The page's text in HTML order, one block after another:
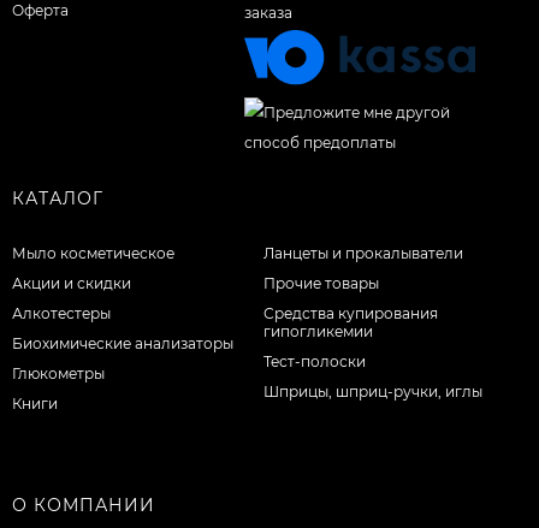
Оферта
КАТАЛОГ
Мыло косметическое
Акции и скидки
Алкотестеры
Биохимические анализаторы
Глюкометры
Книги
Ланцеты и прокалыватели
Прочие товары
Средства купирования
гипогликемии
Тест-полоски
Шприцы, шприц-ручки, иглы
О КОМПАНИИ